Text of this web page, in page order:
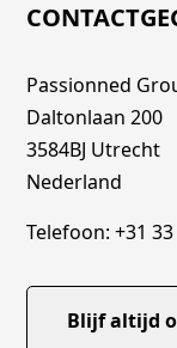
Passionned
Daltonlaan 200
3584BJ Utrecht
Nederland
Telefoon: +31
Blijf altijd